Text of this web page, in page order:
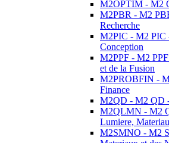
M2OPTIM - M2
M2PBR - M2
Recherche
M2PIC - M2 PIC
Conception
M2PPF - M2 PPF
et de la Fusion
M2PROBFIN -
Finance
M2QD - M2 QD
M2QLMN - M2
Lumiere,
M2SMNO - M2